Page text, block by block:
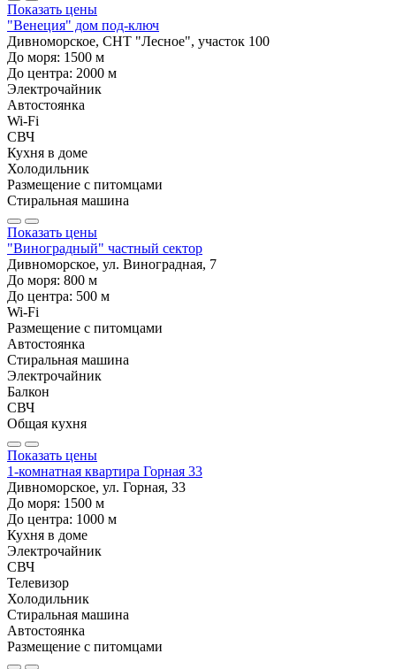
Показать цены
"Венеция" дом под-ключ
Дивноморское, СНТ "Лесное", участок 100
До моря: 1500 м
До центра: 2000 м
Электрочайник
Автостоянка
Wi-Fi
СВЧ
Кухня в доме
Холодильник
Размещение с питомцами
Стиральная машина
Показать цены
"Виноградный" частный сектор
Дивноморское, ул. Виноградная, 7
До моря: 800 м
До центра: 500 м
Wi-Fi
Размещение с питомцами
Автостоянка
Стиральная машина
Электрочайник
Балкон
СВЧ
Общая кухня
Показать цены
1-комнатная квартира Горная 33
Дивноморское, ул. Горная, 33
До моря: 1500 м
До центра: 1000 м
Кухня в доме
Электрочайник
СВЧ
Телевизор
Холодильник
Стиральная машина
Автостоянка
Размещение с питомцами